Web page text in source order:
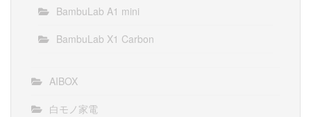
BambuLab A1 mini
BambuLab X1 Carbon
AIBOX
白モノ家電